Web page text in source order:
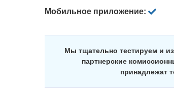
Мобильное приложение:
Мы тщательно тестируем и
партнерские
принадлежат